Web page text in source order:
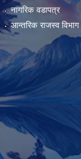
नागरिक वडापत्र
आन्तरिक राजस्व विभाग